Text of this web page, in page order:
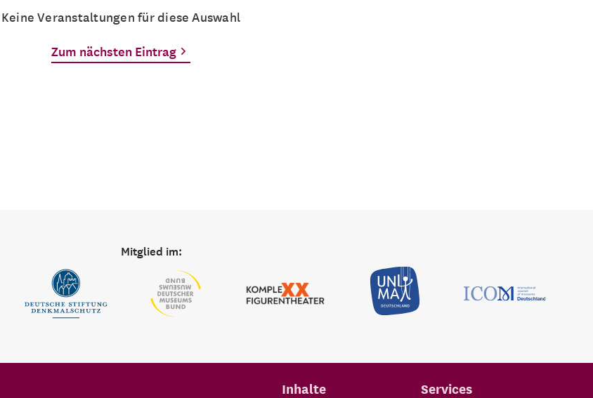
Keine Veranstaltungen für diese Auswahl
Zum nächsten Eintrag
Mitglied im:
Inhalte Services